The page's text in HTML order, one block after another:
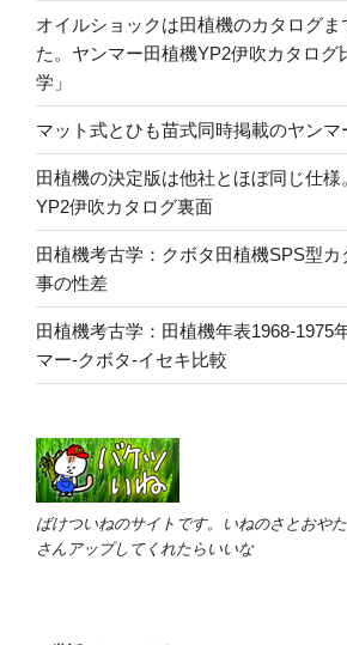
オイルショックは田植機のカタログま
た。ヤンマー田植機YP2伊吹カタログ
学」
マット式とひも苗式同時掲載のヤン
田植機の決定版は他社とほぼ同じ仕
YP2伊吹カタログ裏面
田植機考古学：クボタ田植機SPS型
事の性差
田植機考古学：田植機年表1968-1975
マー-クボタ-イセキ比較
ばけついねのサイトです。いねのさとおや
さんアップしてくれたらいいな